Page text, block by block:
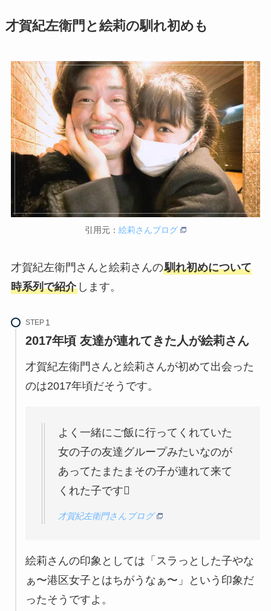
才賀紀左衛門と絵莉の馴れ初めも
引用元： 絵莉さんブログ
才賀紀左衛門さんと絵莉さんの馴れ初めについて
時系列で紹介します。
STEP
2017年頃 友達が連れてきた人が絵莉さん
才賀紀左衛門さんと絵莉さんが初めて出会った
のは2017年頃だそうです。
よく一緒にご飯に行ってくれていた
女の子の友達グループみたいなのが
あってたまたまその子が連れて来て
くれた子です
才賀紀左衛門さんブログ
絵莉さんの印象としては「スラっとした子やな
ぁ〜港区女子とはちがうなぁ〜」という印象だ
ったそうですよ。